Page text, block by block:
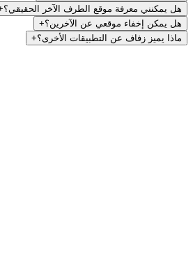
يمكنني معرفة موقع الطرف الآخر الحقيقي؟+
يمكن إخفاء موقعي عن الآخرين؟ +
يميز زفاف عن التطبيقات الأخرى؟+